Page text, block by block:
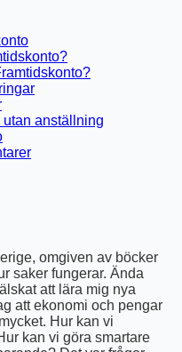
anställning
till
omgiven av böcker
saker fungerar. Ända
att lära mig nya
att ekonomi och pengar
Hur kan vi
kan vi göra smartare